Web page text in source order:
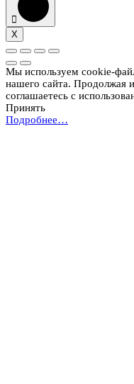
X
Мы используем cookie-
нашего сайта. Продолжая
соглашаетесь с
Принять
Подробнее…